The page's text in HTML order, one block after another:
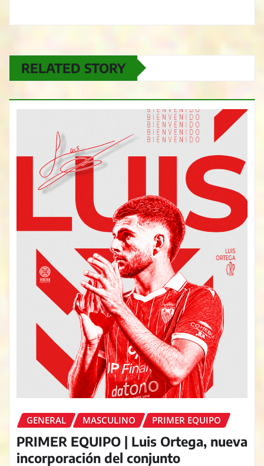
RELATED STORY
GENERAL MASCULINO PRIMER EQUIPO
PRIMER EQUIPO | Luis Ortega, nueva
incorporación del conjunto